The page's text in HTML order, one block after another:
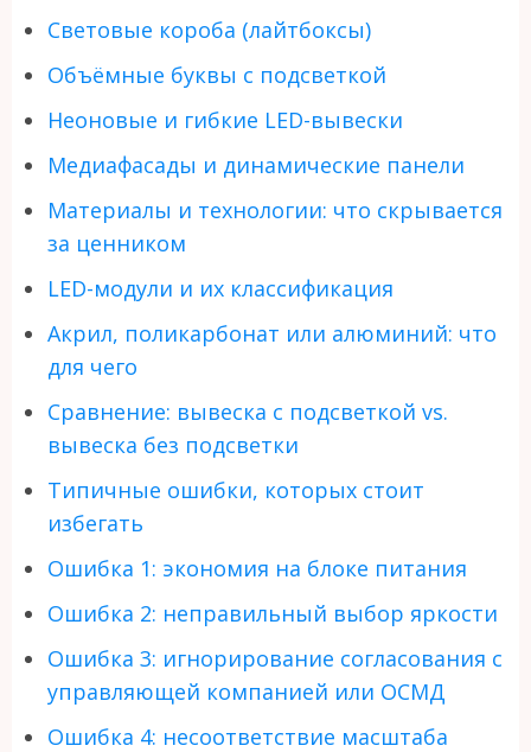
Световые короба (лайтбоксы)
Объёмные буквы с подсветкой
Неоновые и гибкие LED-вывески
Медиафасады и динамические панели
Материалы и технологии: что скрывается
за ценником
LED-модули и их классификация
Акрил, поликарбонат или алюминий: что
для чего
Сравнение: вывеска с подсветкой vs.
вывеска без подсветки
Типичные ошибки, которых стоит
избегать
Ошибка 1: экономия на блоке питания
Ошибка 2: неправильный выбор яркости
Ошибка 3: игнорирование согласования с
управляющей компанией или ОСМД
Ошибка 4: несоответствие масштаба